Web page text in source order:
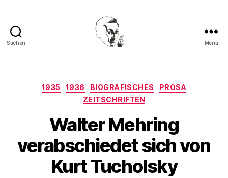
Suchen Menü
Kategorien
1935 1936 BIOGRAFISCHES
PROSA
ZEITSCHRIFTEN
Walter Mehring
verabschiedet sich von
Kurt Tucholsky